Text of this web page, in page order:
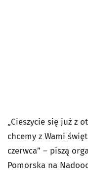
„Cieszycie się już z
chcemy z Wami
czerwca” – piszą
Pomorska na